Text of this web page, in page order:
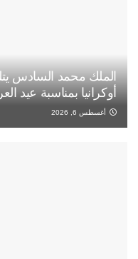
الملك محمد السادس
أوكرانيا بمناسبة عيد
أغسطس 6, 2026